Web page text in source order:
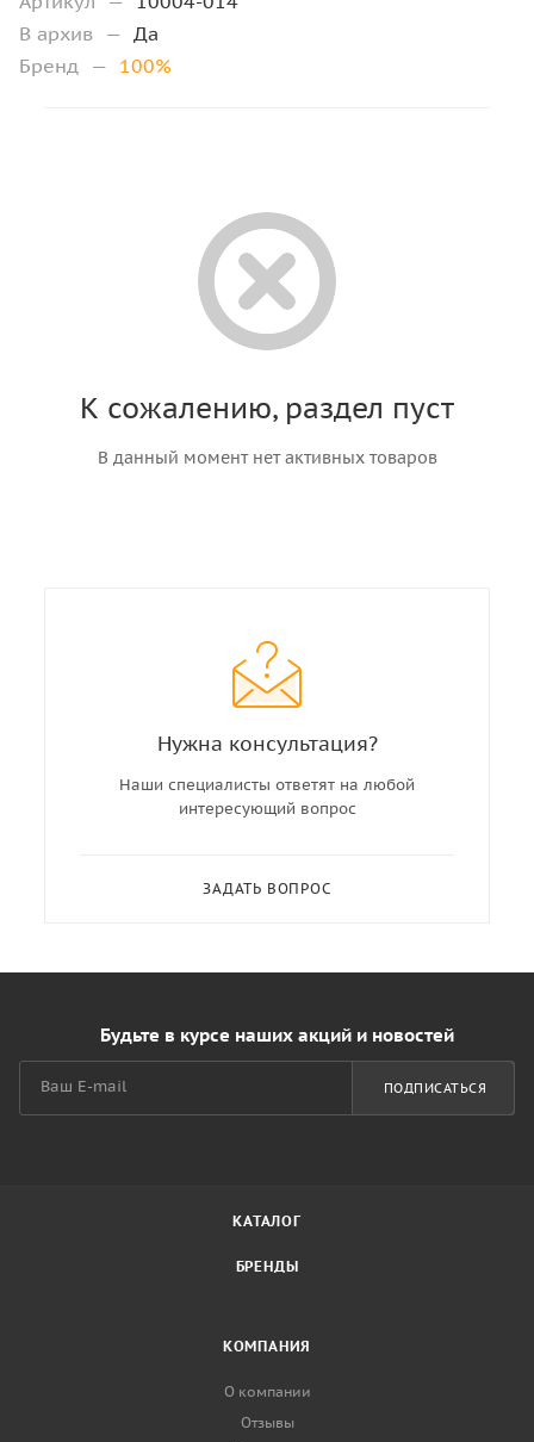
В архив — Да
Бренд
— 100%
К сожалению, раздел пуст
В данный момент нет активных товаров
Нужна консультация?
Наши специалисты ответят на любой
интересующий вопрос
ЗАДАТЬ ВОПРОС
Будьте в курсе наших акций и новостей
ПОДПИСАТЬСЯ
КАТАЛОГ
БРЕНДЫ
КОМПАНИЯ
О компании
Отзывы